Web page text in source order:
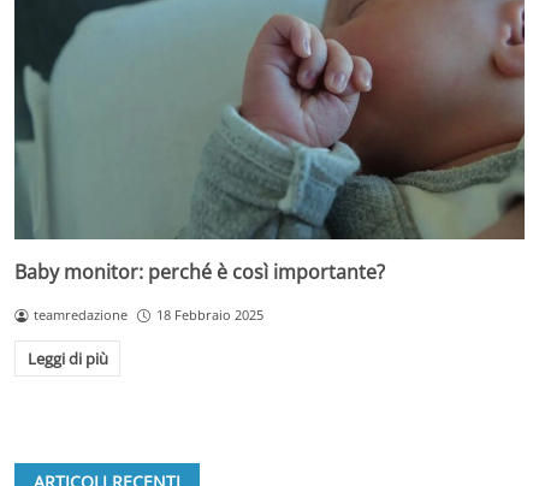
Baby monitor: perché è così importante?
teamredazione 18 Febbraio 2025
Leggi di più